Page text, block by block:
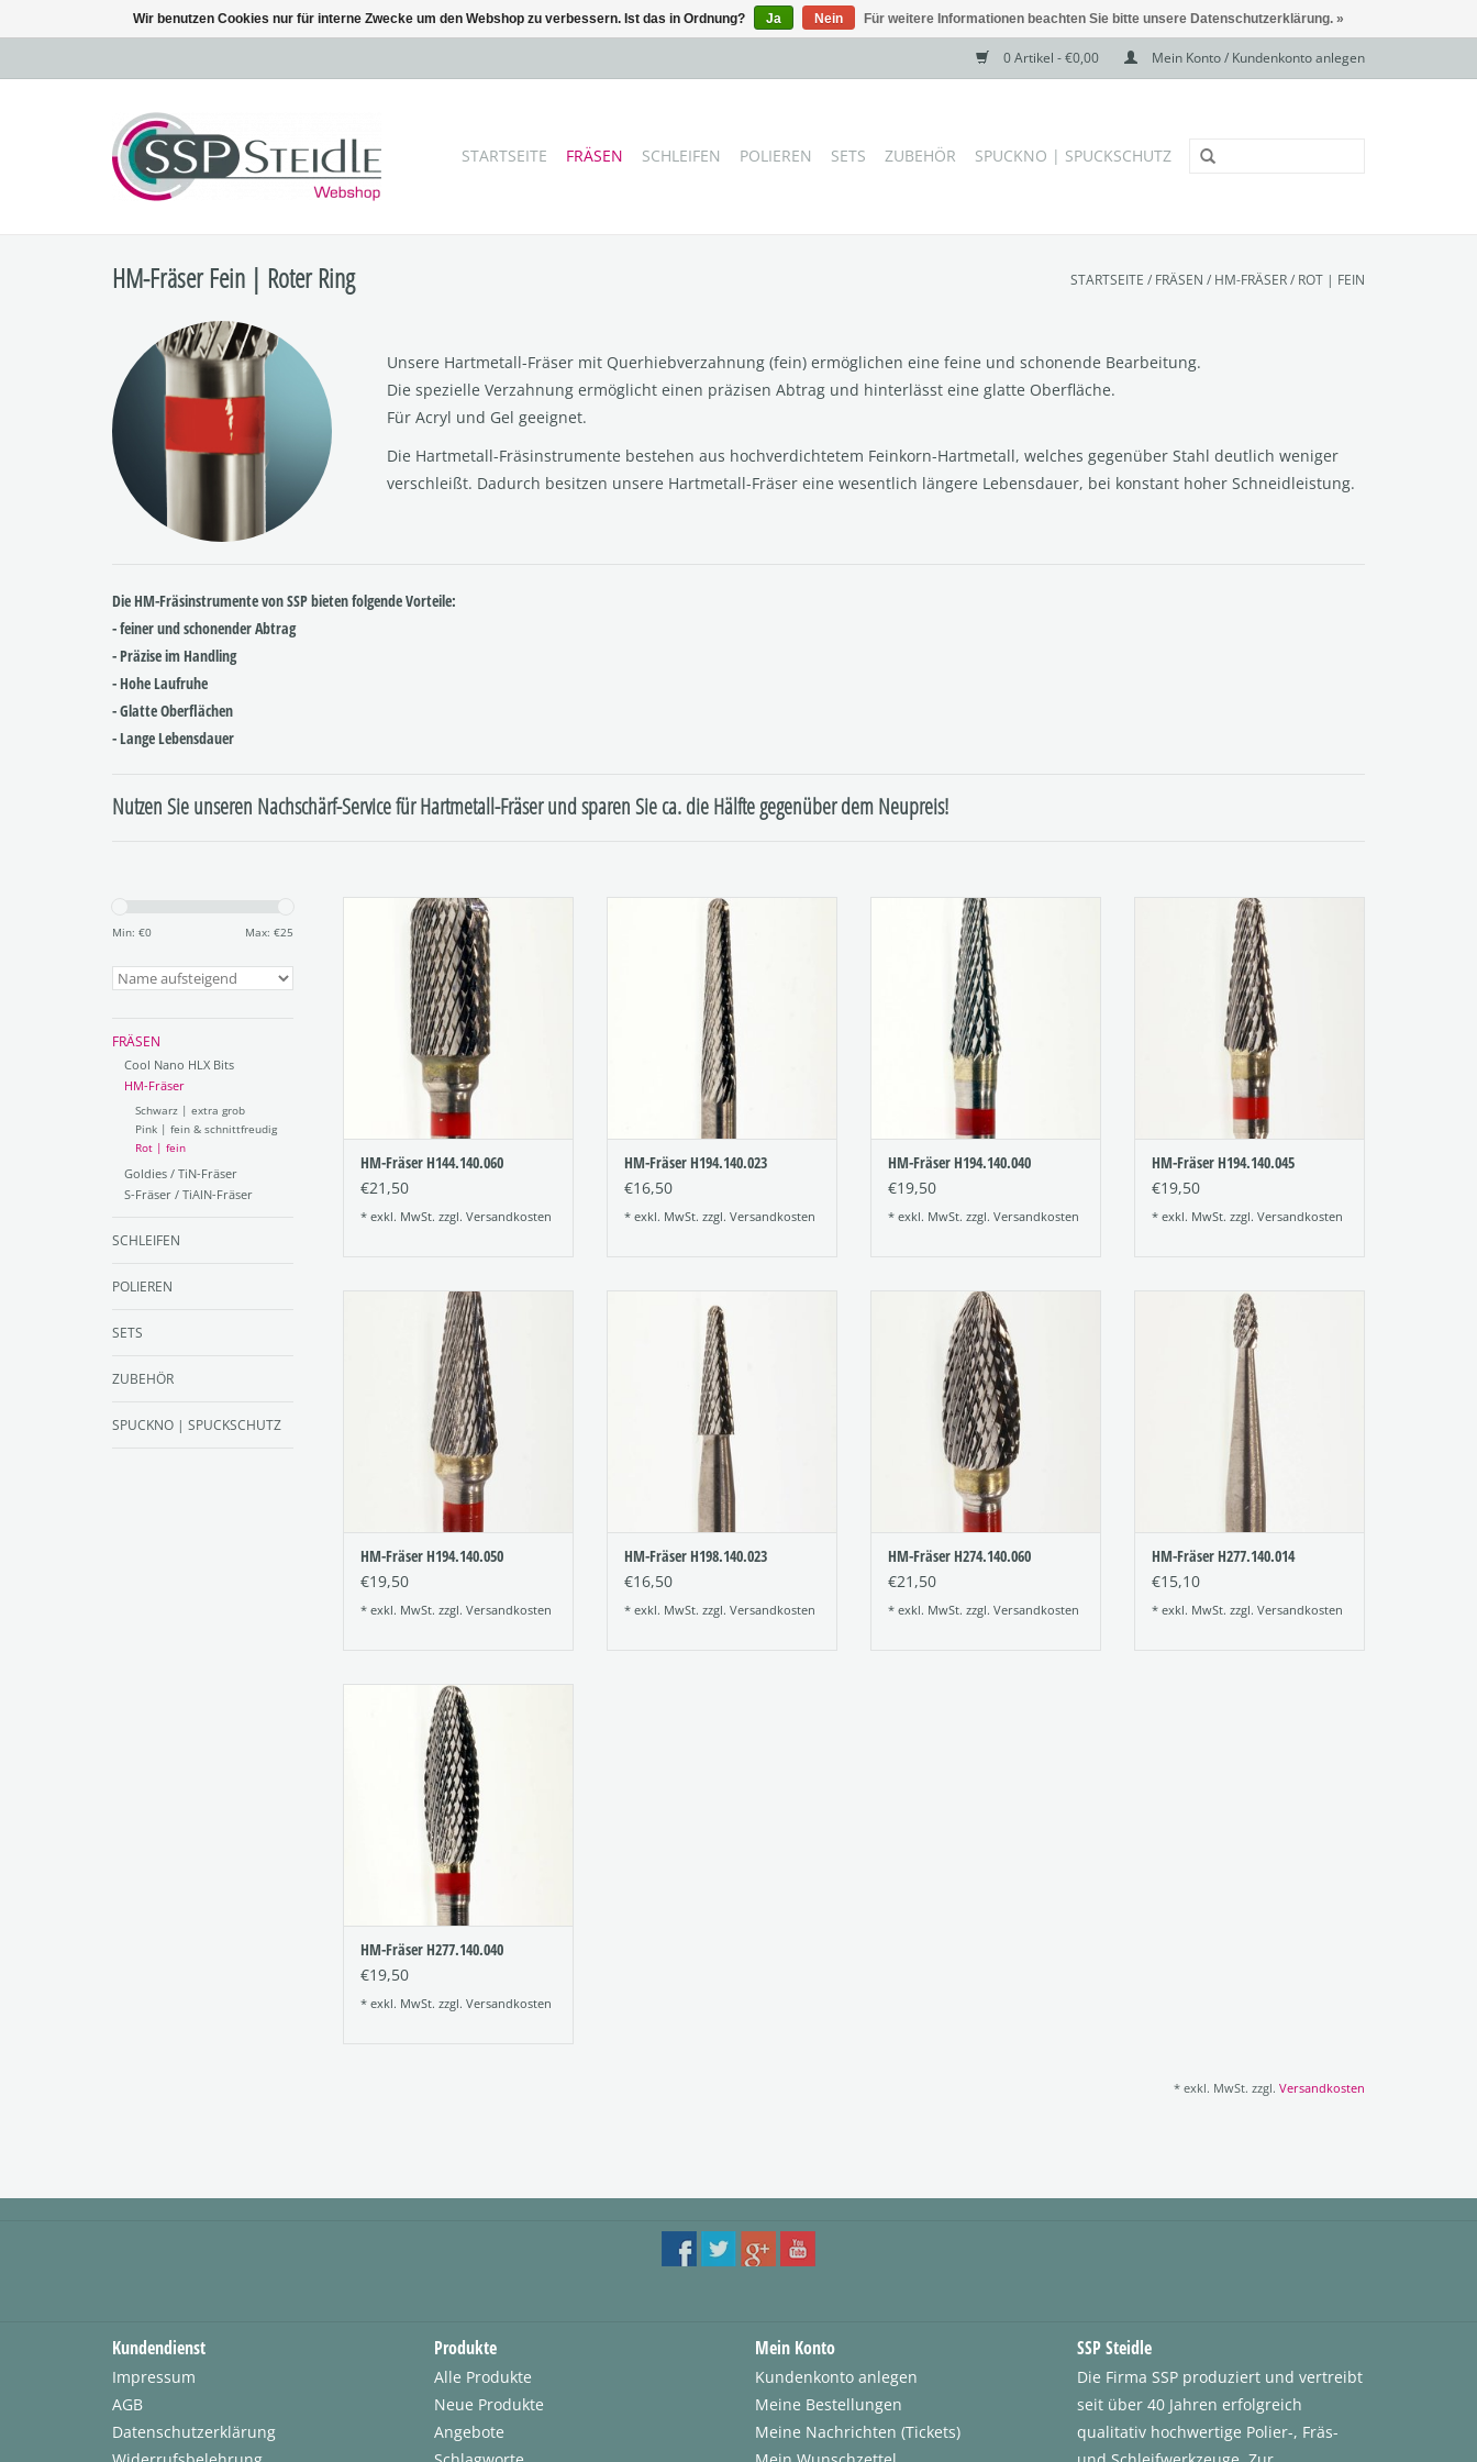
0 Artikel - €0,00 Mein Konto / Kundenkonto anlegen
STARTSEITE FRÄSEN SCHLEIFEN POLIEREN SETS ZUBEHÖR SPUCKNO | SPUCKSCHUTZ
HM-Fräser Fein | Roter Ring STARTSEITE / FRÄSEN / HM-FRÄSER/ ROT | FEIN
Unsere Hartmetall-Fräser mit Querhiebverzahnung (fein) ermöglichen eine feine und schonende Bearbeitung.
Die spezielle Verzahnung ermöglicht einen präzisen Abtrag und hinterlässt eine glatte Oberfläche.
Für Acryl und Gel geeignet.
Die Hartmetall-Fräsinstrumente bestehen aus hochverdichtetem Feinkorn-Hartmetall, welches gegenüber Stahl deutlich weniger
verschleißt. Dadurch besitzen unsere Hartmetall-Fräser eine wesentlich längere Lebensdauer, bei konstant hoher Schneidleistung.
Die HM-Fräsinstrumente von SSP bieten folgende Vorteile:
- feiner und schonender Abtrag
- Präzise im Handling
- Hohe Laufruhe
- Glatte Oberflächen
- Lange Lebensdauer
Nutzen Sie unseren Nachschärf-Service für Hartmetall-Fräser und sparen Sie ca. die Hälfte gegenüber dem Neupreis!
Min: €0 Max: €25
FRÄSEN
Cool Nano HLX Bits
HM-Fräser
Schwarz | extra grob
Pink | fein & schnittfreudig
Rot | fein
Goldies / TiN-Fräser
S-Fräser / TiAlN-Fräser
SCHLEIFEN
POLIEREN
SETS
ZUBEHÖR
SPUCKNO | SPUCKSCHUTZ
Hartmetall-Fräser mit
Kreuzverzahnung
Figur:144
Verzahnung: 140
Größe: 060
ZUM WARENKORB HINZUFÜGEN
HM-Fräser H144.140.060
€21,50
* exkl. MwSt. zzgl. Versandkosten
Hartmetall-Fräser mit
Kreuzverzahnung
Figur:194
Verzahnung: 140
Größe: 023
ZUM WARENKORB HINZUFÜGEN
HM-Fräser H194.140.023
€16,50
* exkl. MwSt. zzgl. Versandkosten
Hartmetall-Fräser mit
Kreuzverzahnung
Figur:194
Verzahnung: 140
Größe: 040
ZUM WARENKORB HINZUFÜGEN
HM-Fräser H194.140.040
€19,50
* exkl. MwSt. zzgl. Versandkosten
Hartmetall-Fräser mit
Kreuzverzahnung
Figur:194
Verzahnung: 140
Größe: 045
ZUM WARENKORB HINZUFÜGEN
HM-Fräser H194.140.045
€19,50
* exkl. MwSt. zzgl. Versandkosten
Hartmetall-Fräser mit
Kreuzverzahnung
Figur:194
Verzahnung: 140
Größe: 050
ZUM WARENKORB HINZUFÜGEN
HM-Fräser H194.140.050
€19,50
* exkl. MwSt. zzgl. Versandkosten
Kreuzverzahnung
Figur: 198
Verzahnung: 140
Größe: 023
ZUM WARENKORB HINZUFÜGEN
HM-Fräser H198.140.023
€16,50
* exkl. MwSt. zzgl. Versandkosten
Hartmetall-Fräser mit
Kreuzverzahnung
Figur:274
Verzahnung: 140
Größe: 060
ZUM WARENKORB HINZUFÜGEN
HM-Fräser H274.140.060
€21,50
* exkl. MwSt. zzgl. Versandkosten
Hartmetall-Fräser mit
Kreuzverzahnung
Figur: 277
Verzahnung: 140
Größe: 014
ZUM WARENKORB HINZUFÜGEN
HM-Fräser H277.140.014
€15,10
* exkl. MwSt. zzgl. Versandkosten
Hartmetall-Fräser mit
Kreuzverzahnung
Figur:277
Verzahnung: 140
Größe: 040
ZUM WARENKORB HINZUFÜGEN
HM-Fräser H277.140.040
€19,50
* exkl. MwSt. zzgl. Versandkosten
* exkl. MwSt. zzgl. Versandkosten
Kundendienst
Impressum
AGB
Datenschutzerklärung
Produkte
Alle Produkte
Neue Produkte
Angebote
Mein Konto
Kundenkonto anlegen
Meine Bestellungen
Meine Nachrichten (Tickets)
SSP Steidle
Die Firma SSP produziert und vertreibt
seit über 40 Jahren erfolgreich
qualitativ hochwertige Polier-, Fräs-
Wir benutzen Cookies nur für interne Zwecke um den Webshop zu verbessern. Ist das in Ordnung? Ja Nein Für weitere Informationen beachten Sie bitte unsere Datenschutzerklärung. »